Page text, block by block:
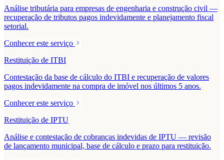
Análise tributária para empresas de engenharia e construção civil —
recuperação de tributos pagos indevidamente e planejamento fiscal
setorial.
Conhecer este serviço
Restituição de ITBI
Contestação da base de cálculo do ITBI e recuperação de valores
pagos indevidamente na compra de imóvel nos últimos 5 anos.
Conhecer este serviço
Restituição de IPTU
Análise e contestação de cobranças indevidas de IPTU — revisão
de lançamento municipal, base de cálculo e prazo para restituição.